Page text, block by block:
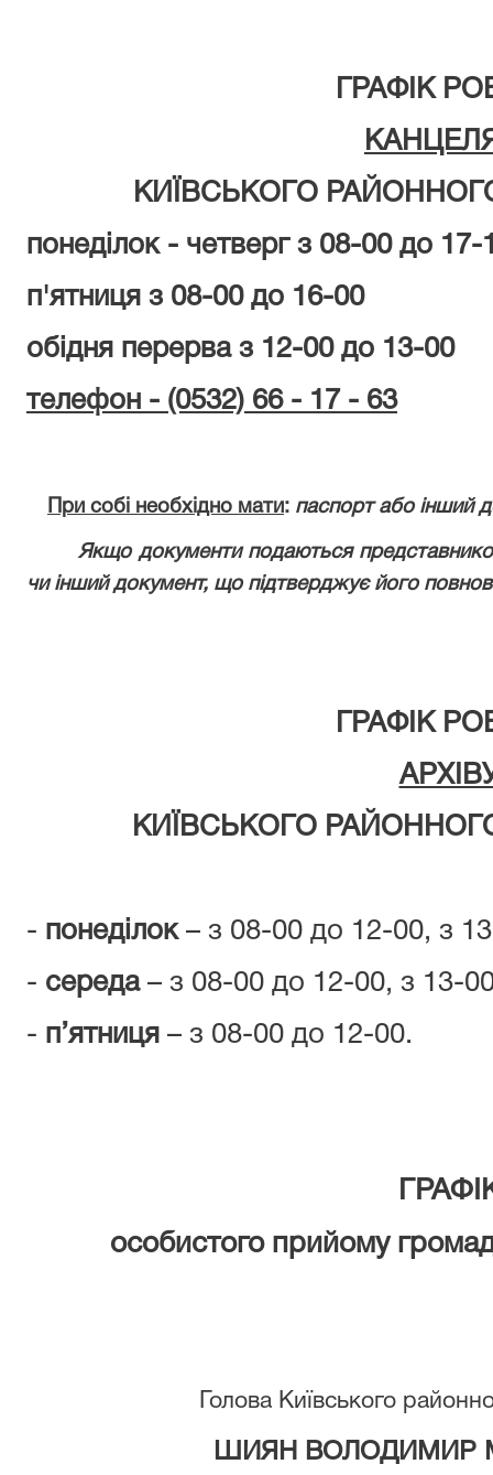
ГРАФІК
КИЇВСЬКОГО
понеділок - четверг з 08-00 до 17-
п'ятниця з 08-00 до 16-00
обідня перерва з 12-00 до 13-00
телефон - (0532) 66 - 17 - 63
При собі необхідно мати: паспорт або інший
Якщо документи подаються
чи інший документ, що підтверджує його
ГРАФІК
КИЇВСЬКОГО
- понеділок – з 08-00 до 12-00, з
- середа– з 08-00 до 12-00, з 13-
- п’ятниця – з 08-00 до 12-00.
ГРА
особистого прийому
Голова Київського
ШИЯН ВОЛОДИМИР